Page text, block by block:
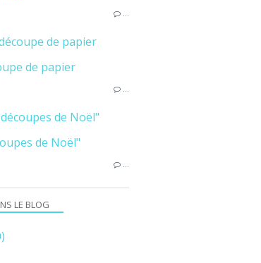
…
de papier
…
de Noël"
…
LE BLOG